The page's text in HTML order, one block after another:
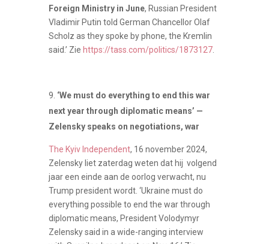
Foreign Ministry in June, Russian President
Vladimir Putin told German Chancellor Olaf
Scholz as they spoke by phone, the Kremlin
said.’ Zie https://tass.com/politics/1873127.
‘We must do everything to end this war
next year through diplomatic means’ —
Zelensky speaks on negotiations, war
The Kyiv Independent, 16 november 2024,
Zelensky liet zaterdag weten dat hij volgend
jaar een einde aan de oorlog verwacht, nu
Trump president wordt. ‘Ukraine must do
everything possible to end the war through
diplomatic means, President Volodymyr
Zelensky said in a wide-ranging interview